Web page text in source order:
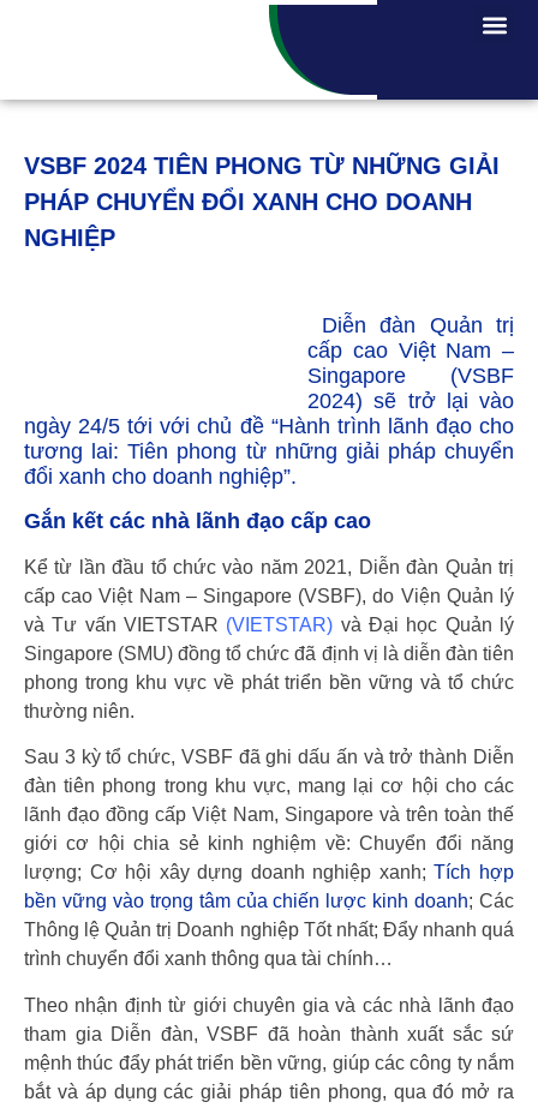
VSBF 2024 TIÊN PHONG TỪ NHỮNG GIẢI
PHÁP CHUYỂN ĐỔI XANH CHO DOANH
NGHIỆP
Diễn đàn Quản trị
cấp cao Việt Nam –
Singapore (VSBF
2024) sẽ trở lại vào
ngày 24/5 tới với chủ đề “Hành trình lãnh đạo cho
tương lai: Tiên phong từ những giải pháp chuyển
đổi xanh cho doanh nghiệp”.
Gắn kết các nhà lãnh đạo cấp cao
Kể từ lần đầu tổ chức vào năm 2021, Diễn đàn Quản trị
cấp cao Việt Nam – Singapore (VSBF), do Viện Quản lý
và Tư vấn VIETSTAR (VIETSTAR) và Đại học Quản lý
Singapore (SMU) đồng tổ chức đã định vị là diễn đàn tiên
phong trong khu vực về phát triển bền vững và tổ chức
thường niên.
Sau 3 kỳ tổ chức, VSBF đã ghi dấu ấn và trở thành Diễn
đàn tiên phong trong khu vực, mang lại cơ hội cho các
lãnh đạo đồng cấp Việt Nam, Singapore và trên toàn thế
giới cơ hội chia sẻ kinh nghiệm về: Chuyển đổi năng
lượng; Cơ hội xây dựng doanh nghiệp xanh;Tích hợp
bền vững vào trọng tâm của chiến lược kinh doanh; Các
Thông lệ Quản trị Doanh nghiệp Tốt nhất; Đẩy nhanh quá
trình chuyển đổi xanh thông qua tài chính…
Theo nhận định từ giới chuyên gia và các nhà lãnh đạo
tham gia Diễn đàn, VSBF đã hoàn thành xuất sắc sứ
mệnh thúc đẩy phát triển bền vững, giúp các công ty nắm
bắt và áp dụng các giải pháp tiên phong, qua đó mở ra